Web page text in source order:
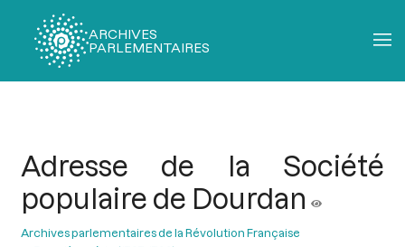
ARCHIVES
PARLEMENTAIRES
Adresse de la Société
populaire de Dourdan
Archives parlementaires de la Révolution Française